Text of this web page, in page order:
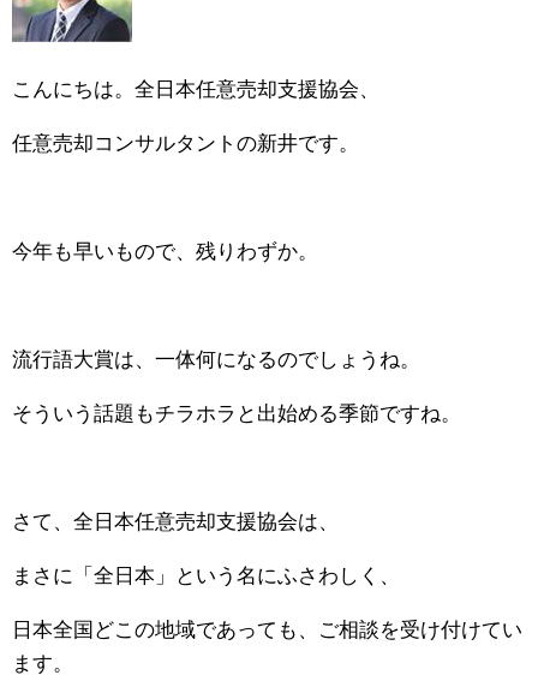
こんにちは。全日本任意売却支援協会、
任意売却コンサルタントの新井です。
今年も早いもので、残りわずか。
流行語大賞は、一体何になるのでしょうね。
そういう話題もチラホラと出始める季節ですね。
さて、全日本任意売却支援協会は、
まさに「全日本」という名にふさわしく、
日本全国どこの地域であっても、ご相談を受け付けてい
ます。